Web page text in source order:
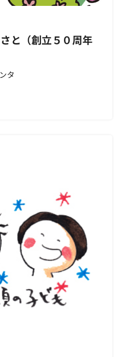
と（創立５０周年
タ